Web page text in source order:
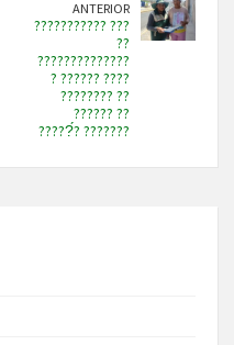
ANTERIOR
??????????? ???
??
??????????????
? ?????? ????
???????? ??
?????? ??
?????́? ???????